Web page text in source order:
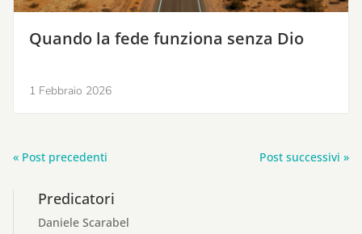
Quando la fede funziona senza Dio
1 Febbraio 2026
« Post precedenti Post successivi »
Predicatori
Daniele Scarabel